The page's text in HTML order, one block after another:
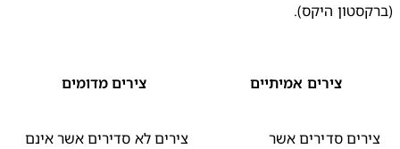
היקס).
צירים אמיתיים צירים מדומים
סדירים אשר
צירים לא סדירים אשר אינם